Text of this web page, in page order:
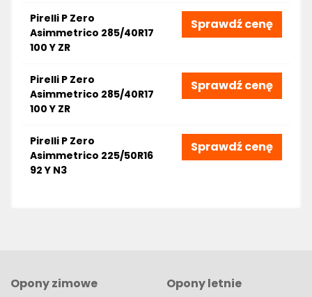
Pirelli P Zero
Asimmetrico 285/40R17
100 Y ZR
Sprawdź cenę
Pirelli P Zero
Asimmetrico 285/40R17
100 Y ZR
Sprawdź cenę
Pirelli P Zero
Asimmetrico 225/50R16
92 Y N3
Sprawdź cenę
Opony zimowe
Opony letnie